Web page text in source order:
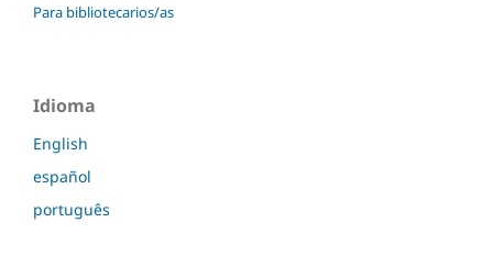
Para bibliotecarios/as
Idioma
English
español
português